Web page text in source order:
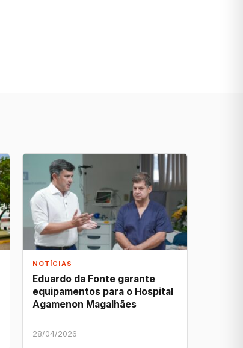
NOTÍCIAS
Eduardo da Fonte garante
equipamentos para o Hospital
Agamenon Magalhães
28/04/2026